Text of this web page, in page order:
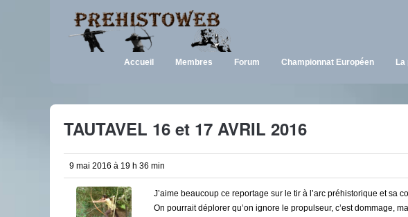
Accueil Membres Forum Championnat Européen
TAUTAVEL 16 et 17 AVRIL 2016
9 mai 2016 à 19 h 36 min
J’aime beaucoup ce reportage sur le tir à l’arc préhistorique et sa
On pourrait déplorer qu’on ignore le propulseur, c’est dommage,